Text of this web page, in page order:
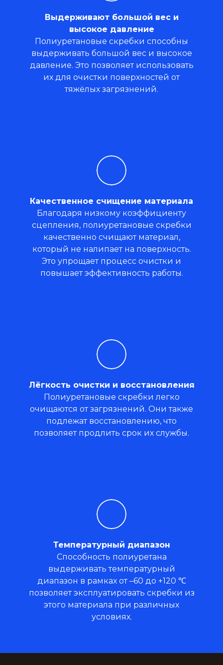
Выдерживают большой вес и
высокое давление
Полиуретановые скребки способны
выдерживать большой вес и высокое
давление. Это позволяет использовать
их для очистки поверхностей от
тяжёлых загрязнений.
Качественное счищение материала
Благодаря низкому коэффициенту
сцепления, полиуретановые скребки
качественно счищают материал,
который не налипает на поверхность.
Это упрощает процесс очистки и
повышает эффективность работы.
Лёгкость очистки и восстановления
Полиуретановые скребки легко
очищаются от загрязнений. Они также
подлежат восстановлению, что
позволяет продлить срок их службы.
Температурный диапазон
Способность полиуретана
выдерживать температурный
диапазон в рамках от –60 до +120 ℃
позволяет эксплуатировать скребки из
этого материала при различных
условиях.